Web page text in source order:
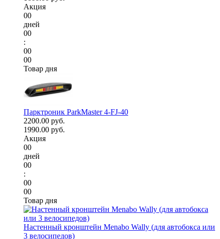
Акция
00
дней
00
:
00
00
Товар дня
Парктроник ParkMaster 4-FJ-40
2200.00 руб.
1990.00 руб.
Акция
00
дней
00
:
00
00
Товар дня
Настенный кронштейн Menabo Wally (для автобокса или
3 велосипедов)